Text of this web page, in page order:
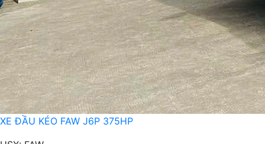
XE ĐẦU KÉO FAW J6P 375HP